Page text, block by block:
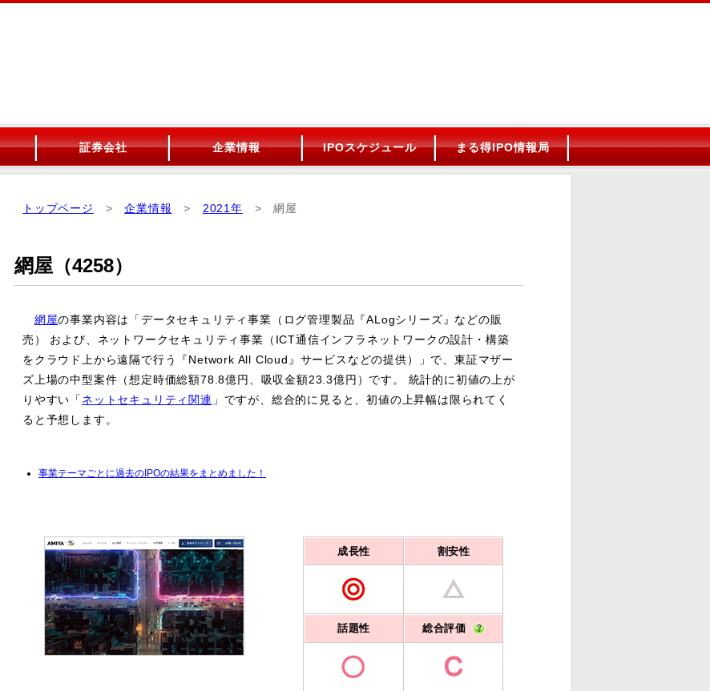
証券会社 企業情報 IPOスケジュール まる得IPO情報局
トップページ >企業情報 > 2021年 > 網屋
網屋（4258）
網屋の事業内容は「データセキュリティ事業（ログ管理製品『ALogシリーズ』などの販
売） および、ネットワークセキュリティ事業（ICT通信インフラネットワークの設計・構築
をクラウド上から遠隔で行う『Network All Cloud』サービスなどの提供）」で、東証マザー
ズ上場の中型案件（想定時価総額78.8億円、吸収金額23.3億円）です。 統計的に初値の上が
りやすい「 ネットセキュリティ関連 」ですが、総合的に見ると、初値の上昇幅は限られてく
ると予想します。
事業テーマごとに過去のIPOの結果をまとめました！
成長性 割安性
話題性 総合評価